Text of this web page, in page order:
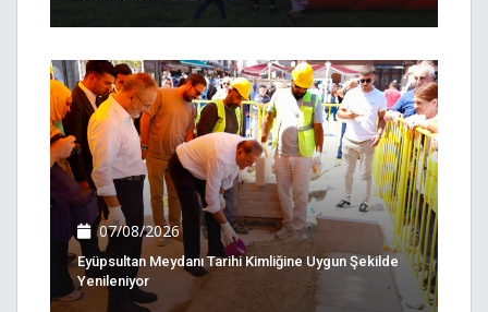
07/08/2026
Eyüpsultan Meydanı Tarihi Kimliğine Uygun Şekilde
Yenileniyor